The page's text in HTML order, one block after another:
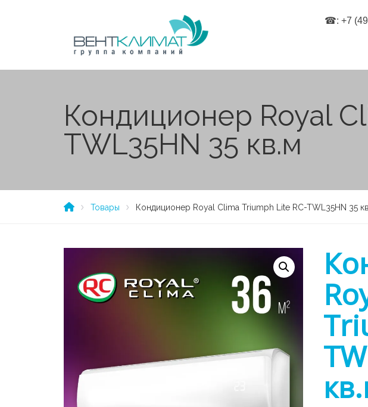
☎: +7
Кондиционер Royal
TWL35HN 35 кв.м
Товары Кондиционер Royal Clima Triumph Lite RC-TWL35HN 35